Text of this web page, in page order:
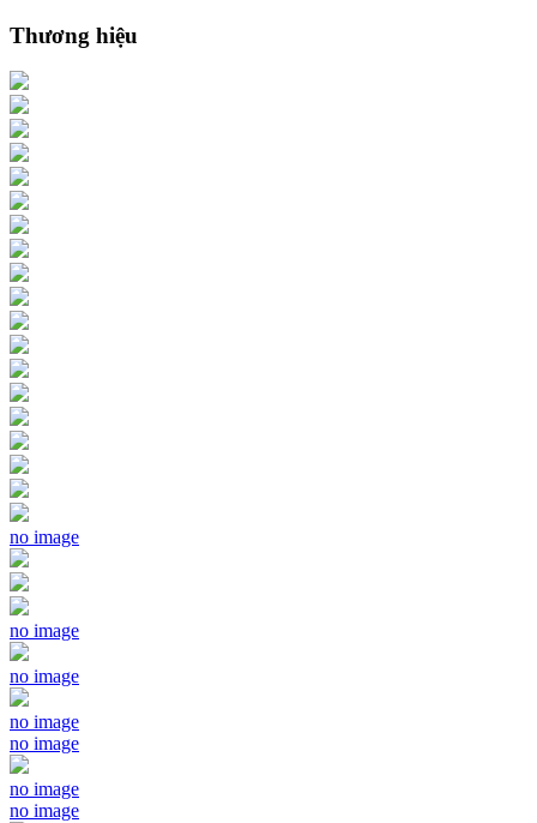
Thương hiệu
no image
no image
no image
no image
no image
no image
no image